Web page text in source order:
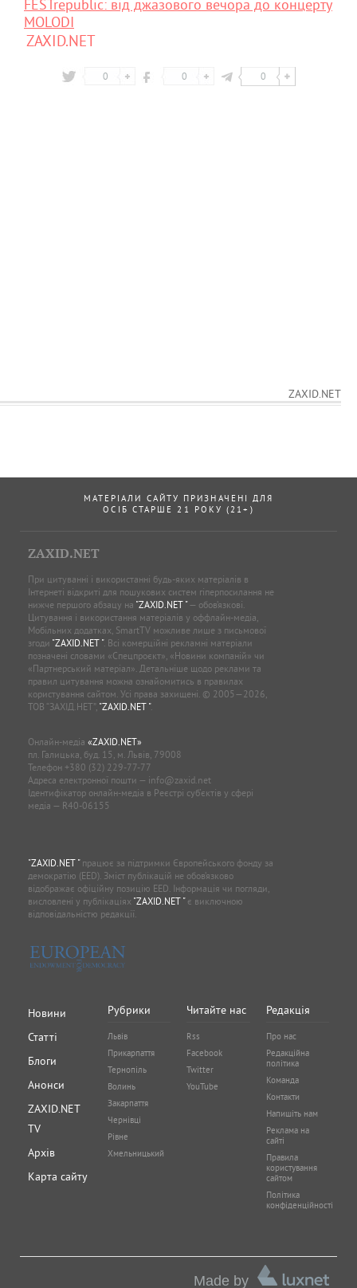
FESTrepublic: від джазового вечора до концерту
MOLODI
ZAXID.NET
0 0 0
ZAXID.NET
МАТЕРІАЛИ САЙТУ ПРИЗНАЧЕНІ ДЛЯ
ОСІБ СТАРШЕ 21 РОКУ (21+)
ZAXID.NET
При цитуванні і використанні будь-яких матеріалів в
Інтернеті відкриті для пошукових систем гіперпосилання не
нижче першого абзацу на "ZAXID.NET "— обов’язкові.
Цитування і використання матеріалів у оффлайн-медіа,
Мобільних додатках, SmartTV можливе лише з письмової
згоди "ZAXID.NET ". Всі комерційні рекламні матеріали
позначені словами «Спецпроєкт», «Новини компаній» чи
«Партнерський матеріал». Детальніше щодо реклами та
правил цитування можна ознайомитись в правилах
користування сайтом. Усі права захищені. © 2005—2026,
ТОВ “ЗАХІД.НЕТ”, "ZAXID.NET ".
Онлайн-медіа «ZAXID.NET»
пл. Галицька, буд. 15, м. Львів, 79008
Телефон +380 (32) 229-77-77
Адреса електронної пошти — info@zaxid.net
Ідентифікатор онлайн-медіа в Реєстрі суб'єктів у сфері
медіа — R40-06155
"ZAXID.NET "працює за підтримки Європейського фонду за
демократію (EED). Зміст публікацій не обов’язково
відображає офіційну позицію EED. Інформація чи погляди,
висловлені у публікаціях "ZAXID.NET "є виключною
відповідальністю редакції.
Новини
Статті
Блоги
Анонси
ZAXID.NET
TV
Архів
Карта сайту
Рубрики
Львів
Прикарпаття
Тернопіль
Волинь
Закарпаття
Чернівці
Рівне
Хмельницький
Читайте нас
Rss
Facebook
Twitter
YouTube
Редакція
Про нас
Редакційна
політика
Команда
Контакти
Напишіть нам
Реклама на
сайті
Правила
користування
сайтом
Політика
конфіденційності
Made by